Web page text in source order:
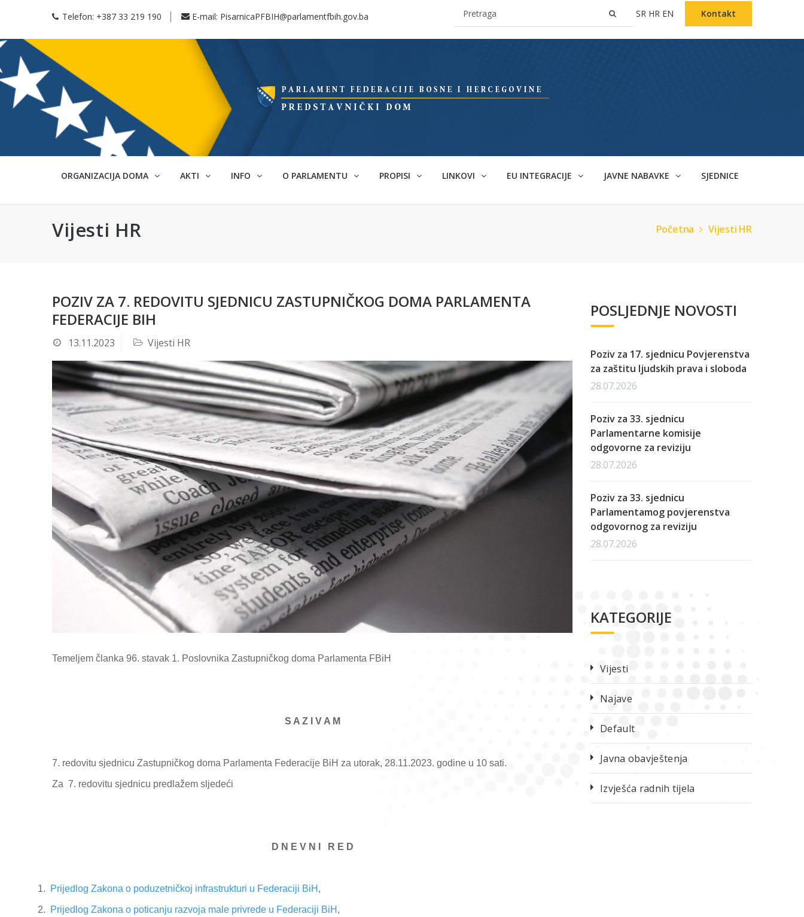
Telefon: +387 33 219 190 E-mail: PisarnicaPFBIH@parlamentfbih.gov.ba SR HR EN Kontakt
ORGANIZACIJA DOMA AKTI INFO O PARLAMENTU PROPISI LINKOVI EU INTEGRACIJE JAVNE NABAVKE SJEDNICE
Vijesti HR Početna Vijesti HR
POZIV ZA 7. REDOVITU SJEDNICU ZASTUPNIČKOG DOMA PARLAMENTA
FEDERACIJE BIH
13.11.2023 Vijesti HR
Temeljem članka 96. stavak 1. Poslovnika Zastupničkog doma Parlamenta FBiH
S A Z I V A M
7. redovitu sjednicu Zastupničkog doma Parlamenta Federacije BiH za utorak, 28.11.2023. godine u 10 sati.
Za 7. redovitu sjednicu predlažem sljedeći
D N E V N I R E D
1. Prijedlog Zakona o poduzetničkoj infrastrukturi u Federaciji BiH ,
2. Prijedlog Zakona o poticanju razvoja male privrede u Federaciji BiH ,
POSLJEDNJE NOVOSTI
Poziv za 17. sjednicu Povjerenstva
za zaštitu ljudskih prava i sloboda
28.07.2026
Poziv za 33. sjednicu
Parlamentarne komisije
odgovorne za reviziju
28.07.2026
Poziv za 33. sjednicu
Parlamentamog povjerenstva
odgovornog za reviziju
28.07.2026
KATEGORIJE
Vijesti
Najave
Default
Javna obavještenja
Izvješća radnih tijela